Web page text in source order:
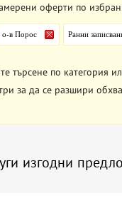
оферти по
о-в Порос Ранни
търсене по категория
за да се разшири
изгодни